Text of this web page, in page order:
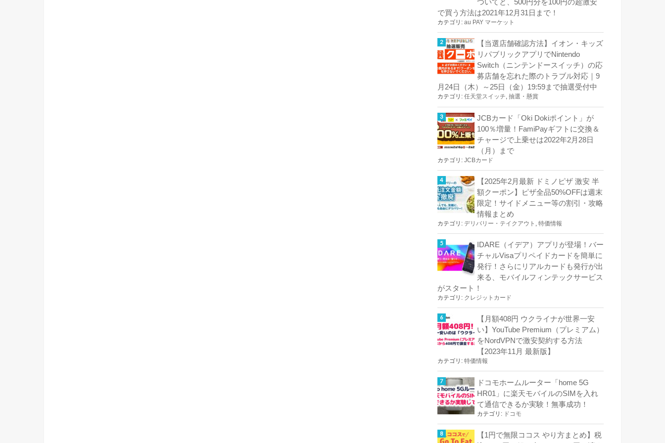
ついてと、500円分を100円の超激安
で買う方法は2021年12月31日まで！
カテゴリ: au PAY マーケット
【当選店舗確認方法】イオン・キッズ
リパブリックアプリでNintendo
Switch（ニンテンドースイッチ）の応
募店舗を忘れた際のトラブル対応｜9
月24日（木）～25日（金）19:59まで抽選受付中
カテゴリ: 任天堂スイッチ, 抽選・懸賞
JCBカード「Oki Dokiポイント」が
100％増量！FamiPayギフトに交換＆
チャージで上乗せは2022年2月28日
（月）まで
カテゴリ: JCBカード
【2025年2月最新 ドミノピザ 激安 半
額クーポン】ピザ全品50%OFFは週末
限定！サイドメニュー等の割引・攻略
情報まとめ
カテゴリ: デリバリー・テイクアウト , 特価情報
IDARE（イデア）アプリが登場！バー
チャルVisaプリペイドカードを簡単に
発行！さらにリアルカードも発行が出
来る、モバイルフィンテックサービス
がスタート！
カテゴリ: クレジットカード
【月額408円 ウクライナが世界一安
い】YouTube Premium（プレミアム）
をNordVPNで激安契約する方法
【2023年11月 最新版】
カテゴリ: 特価情報
ドコモホームルーター「home 5G
HR01」に楽天モバイルのSIMを入れ
て通信できるか実験！無事成功！
カテゴリ: ドコモ
【1円で無限ココス やり方まとめ】税